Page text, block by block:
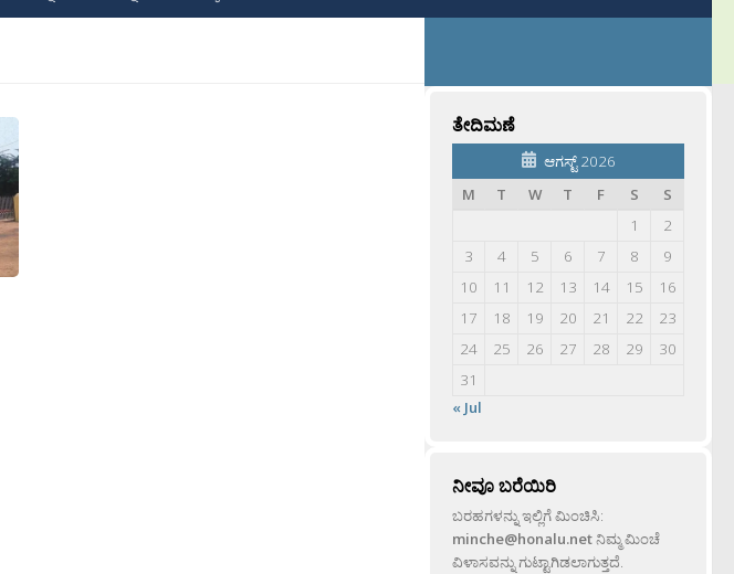
ತೇದಿಮಣೆ
ಆಗಸ್ಟ್ 2026
M
T W T F S
S
1
2
3
4 5 6 7 8
9
10
11 12 13 14 15
16
17
18 19 20 21 22
23
24
25 26 27 28 29
30
31
« Jul
ನೀವೂ ಬರೆಯಿರಿ
ಬರಹಗಳನ್ನು ಇಲ್ಲಿಗೆ ಮಿಂಚಿಸಿ:
minche@honalu.netನಿಮ್ಮ ಮಿಂಚೆ
ವಿಳಾಸವನ್ನು ಗುಟ್ಟಾಗಿಡಲಾಗುತ್ತದೆ.